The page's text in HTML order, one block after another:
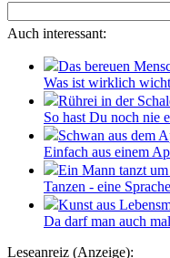
Auch interessant:
Das bereuen
Was ist wirklich
Rührei in der
So hast Du noch nie
Schwan aus dem
Einfach aus einem
Ein Mann tanzt
Tanzen - eine
Kunst aus
Da darf man auch
Leseanreiz (Anzeige):